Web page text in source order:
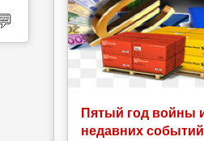
Пятый год войны
недавних событий